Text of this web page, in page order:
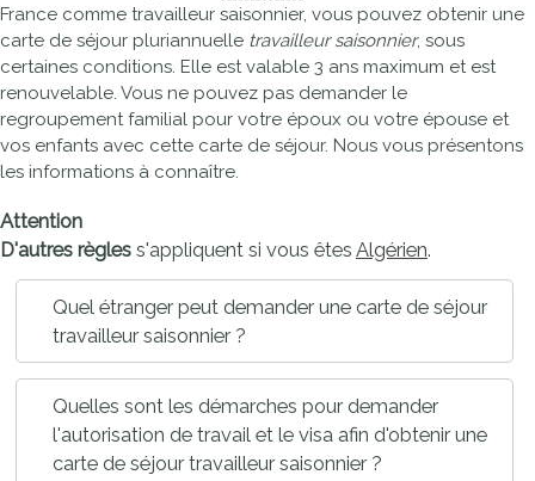
France comme travailleur saisonnier, vous pouvez obtenir une
carte de séjour pluriannuelle travailleur saisonnier, sous
certaines conditions. Elle est valable 3 ans maximum et est
renouvelable. Vous ne pouvez pas demander le
regroupement familial pour votre époux ou votre épouse et
vos enfants avec cette carte de séjour. Nous vous présentons
les informations à connaître.
Attention
D'autres règles s'appliquent si vous êtes Algérien.
Quel étranger peut demander une carte de séjour
travailleur saisonnier ?
Quelles sont les démarches pour demander
l'autorisation de travail et le visa afin d'obtenir une
carte de séjour travailleur saisonnier ?